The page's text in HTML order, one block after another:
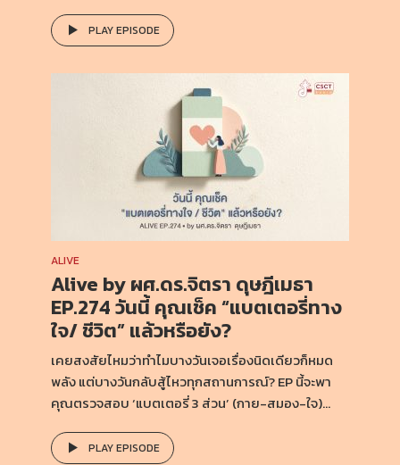
PLAY EPISODE
ALIVE
Alive by ผศ.ดร.จิตรา ดุษฎีเมธา
EP.274 วันนี้ คุณเช็ค “แบตเตอรี่ทาง
ใจ/ ชีวิต” แล้วหรือยัง?
เคยสงสัยไหมว่าทำไมบางวันเจอเรื่องนิดเดียวก็หมด
พลัง แต่บางวันกลับสู้ไหวทุกสถานการณ์? EP นี้จะพา
คุณตรวจสอบ ‘แบตเตอรี่ 3 ส่วน’ (กาย-สมอง-ใจ)...
PLAY EPISODE